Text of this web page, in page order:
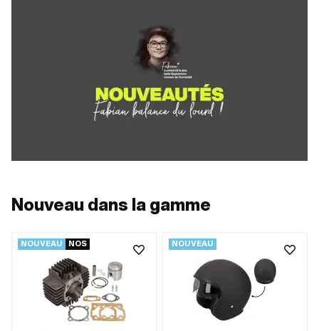
Nouveau dans la gamme
NOUVEAU NOS NOUVEAU